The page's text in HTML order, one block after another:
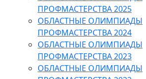
ПРОФМАСТЕРСТВА 2025
ОБЛАСТНЫЕ ОЛИМПИАДЫ
ПРОФМАСТЕРСТВА 2024
ОБЛАСТНЫЕ ОЛИМПИАДЫ
ПРОФМАСТЕРСТВА 2023
ОБЛАСТНЫЕ ОЛИМПИАДЫ